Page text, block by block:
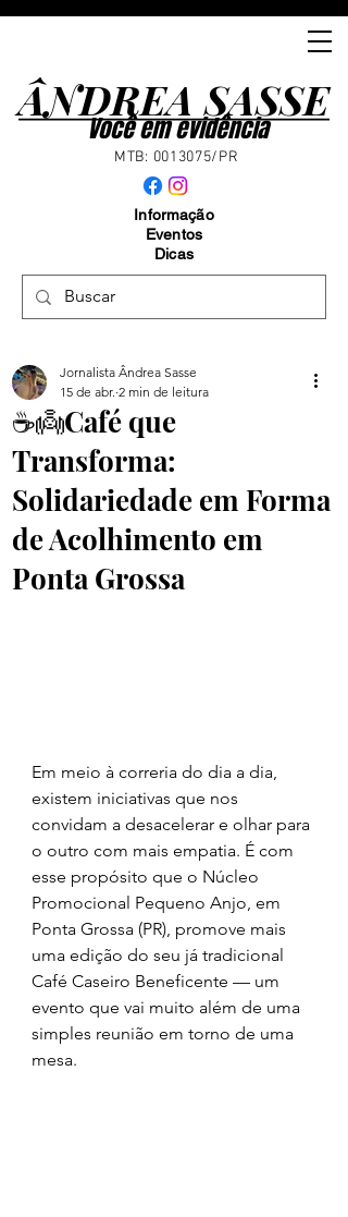
ÂNDREA SASSE
ÂNDREA SASSE
Você em evidência
MTB: 0013075/PR
Informação
Eventos
Dicas
☕️👼Café que
Transforma:
Solidariedade em Forma
de Acolhimento em
Ponta Grossa
Jornalista Ândrea Sasse
15 de abr. 2 min de leitura
Em meio à correria do dia a dia,
existem iniciativas que nos
convidam a desacelerar e olhar para
o outro com mais empatia. É com
esse propósito que o Núcleo
Promocional Pequeno Anjo, em
Ponta Grossa (PR), promove mais
uma edição do seu já tradicional
Café Caseiro Beneficente — um
evento que vai muito além de uma
simples reunião em torno de uma
mesa.